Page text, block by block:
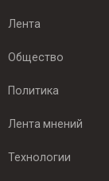
Лента
Общество
Политика
Лента мнений
Технологии